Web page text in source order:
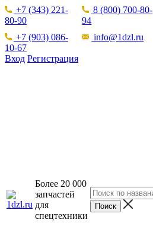
+7 (343) 221-
80-90
8 (800) 700-80-
94
+7 (903) 086-
10-67
info@1dzl.ru
Вход Регистрация
Более 20 000
запчастей
для
спецтехники